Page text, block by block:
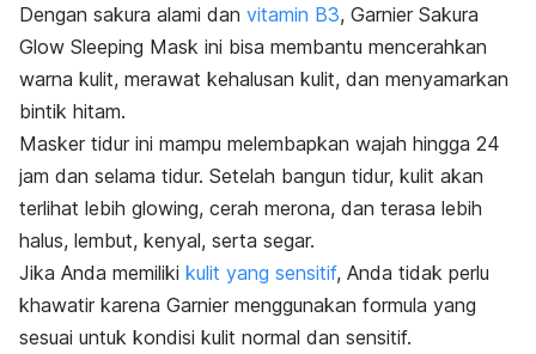
Dengan sakura alami dan vitamin B3, Garnier Sakura
Glow Sleeping Mask ini bisa membantu mencerahkan
warna kulit, merawat kehalusan kulit, dan menyamarkan
bintik hitam.
Masker tidur ini mampu melembapkan wajah hingga 24
jam dan selama tidur. Setelah bangun tidur, kulit akan
terlihat lebih glowing, cerah merona, dan terasa lebih
halus, lembut, kenyal, serta segar.
Jika Anda memiliki kulit yang sensitif, Anda tidak perlu
khawatir karena Garnier menggunakan formula yang
sesuai untuk kondisi kulit normal dan sensitif.